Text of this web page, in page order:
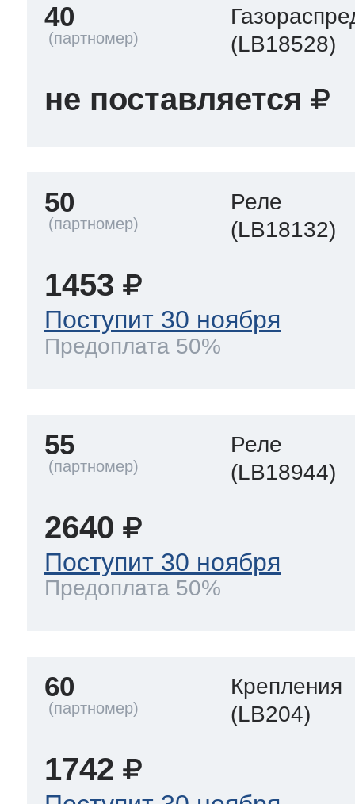
40
(LB18528)
не поставляется
50
Реле
(LB18132)
1453
Поступит 30 ноября
Предоплата 50%
55
Реле
(LB18944)
2640
Поступит 30 ноября
Предоплата 50%
60
Крепления
(LB204)
1742